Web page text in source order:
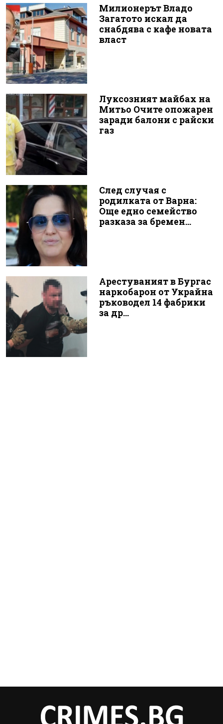
Милионерът Владо
Загатото искал да
снабдява с кафе новата
власт
Луксозният майбах на
Митьо Очите опожарен
заради балони с райски
газ
След случая с
родилката от Варна:
Още едно семейство
разказа за бремен...
Арестуваният в Бургас
наркобарон от Украйна
ръководел 14 фабрики
за др...